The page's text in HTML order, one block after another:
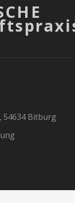
54634 Bitburg